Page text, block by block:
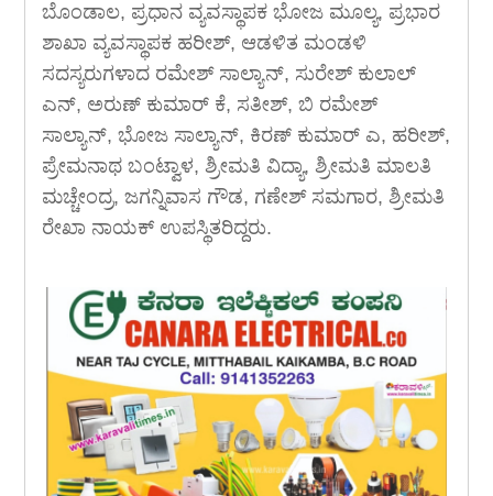
ಬೊಂಡಾಲ, ಪ್ರಧಾನ ವ್ಯವಸ್ಥಾಪಕ ಭೋಜ ಮೂಲ್ಯ, ಪ್ರಭಾರ
ಶಾಖಾ ವ್ಯವಸ್ಥಾಪಕ ಹರೀಶ್, ಆಡಳಿತ ಮಂಡಳಿ
ಸದಸ್ಯರುಗಳಾದ ರಮೇಶ್ ಸಾಲ್ಯಾನ್, ಸುರೇಶ್ ಕುಲಾಲ್
ಎನ್, ಅರುಣ್ ಕುಮಾರ್ ಕೆ, ಸತೀಶ್, ಬಿ ರಮೇಶ್
ಸಾಲ್ಯಾನ್, ಭೋಜ ಸಾಲ್ಯಾನ್, ಕಿರಣ್ ಕುಮಾರ್ ಎ, ಹರೀಶ್,
ಪ್ರೇಮನಾಥ ಬಂಟ್ವಾಳ, ಶ್ರೀಮತಿ ವಿದ್ಯಾ, ಶ್ರೀಮತಿ ಮಾಲತಿ
ಮಚ್ಚೇಂದ್ರ, ಜಗನ್ನಿವಾಸ ಗೌಡ, ಗಣೇಶ್ ಸಮಗಾರ, ಶ್ರೀಮತಿ
ರೇಖಾ ನಾಯಕ್ ಉಪಸ್ಥಿತರಿದ್ದರು.